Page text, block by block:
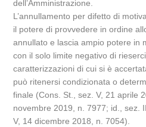
dell’Amministrazione.
L’annullamento per difetto di
il potere di provvedere in ordine
annullato e lascia ampio potere in
con il solo limite negativo di
caratterizzazioni di cui si è
può ritenersi condizionata o
finale (Cons. St., sez. V, 21 aprile
novembre 2019, n. 7977; id., sez.
V, 14 dicembre 2018, n. 7054).